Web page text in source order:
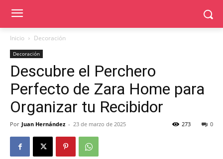
Inicio Decoración
Decoración
Descubre el Perchero
Perfecto de Zara Home para
Organizar tu Recibidor
Por Juan Hernández - 23 de marzo de 2025 0
273